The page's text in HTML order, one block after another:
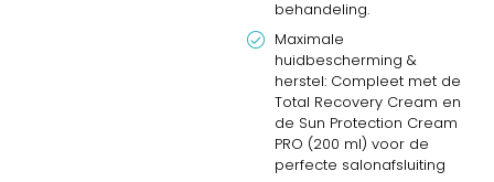
behandeling.
Maximale
huidbescherming &
herstel: Compleet met de
Total Recovery Cream en
de Sun Protection Cream
PRO (200 ml) voor de
perfecte salonafsluiting